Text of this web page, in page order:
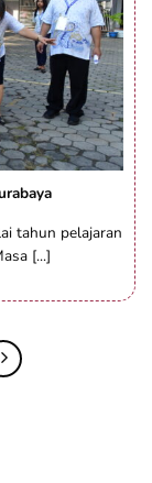
tahun pelajaran
[...]